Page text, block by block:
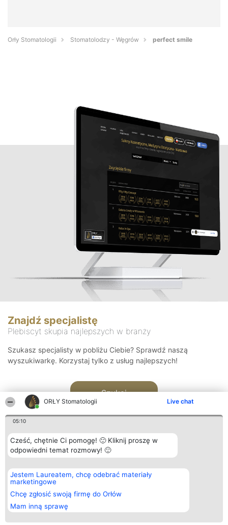
ORŁY Stomatologii Live chat
05:10
Cześć, chętnie Ci pomogę! 🙂 Kliknij proszę w
odpowiedni temat rozmowy! 🙂
Jestem Laureatem, chcę odebrać materiały
marketingowe
Chcę zgłosić swoją firmę do Orłów
Mam inną sprawę
Orły Stomatologii Stomatolodzy - Węgrów perfect smile
Znajdź specjalistę
Plebiscyt skupia najlepszych w branży
Szukasz specjalisty w pobliżu Ciebie? Sprawdź naszą
wyszukiwarkę. Korzystaj tylko z usług najlepszych!
Szukaj
Organizator plebiscytu
Bright Side Solutions sp. z o.
o. sp. k.
ul. Ruska 22
Wrocław 50-079
KRS 0000749100 | Regon
381313360 | NIP 8943132676
Plebiscyt
Laureaci
wszystkich
Laureatów
Regulamin
Kontakt
Kontakt